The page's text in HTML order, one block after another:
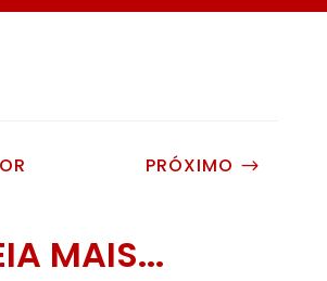
PRÓXIMO $
MAIS...